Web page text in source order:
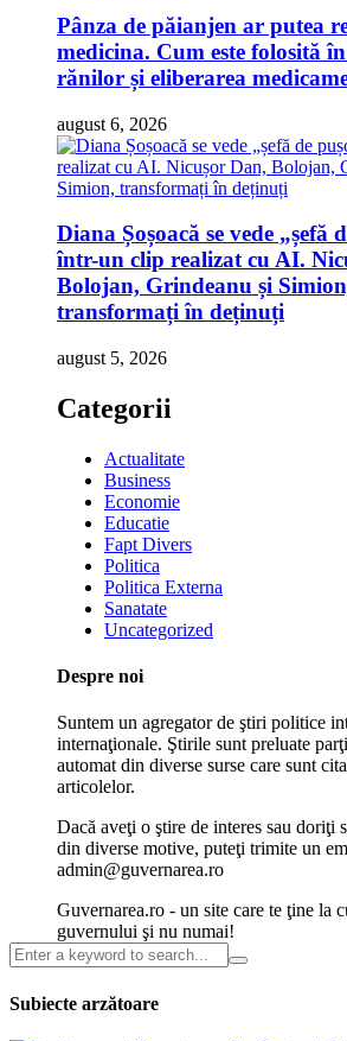
Pânza de păianjen ar putea
medicina. Cum este folosită
rănilor și eliberarea
august 6, 2026
Diana Șoșoacă se vede „șefă
într-un clip realizat cu AI.
Bolojan, Grindeanu și
transformați în deținuți
august 5, 2026
Categorii
Actualitate
Business
Economie
Educatie
Fapt Divers
Politica
Politica Externa
Sanatate
Uncategorized
Despre noi
Suntem un agregator de ştiri politice
internaţionale. Ştirile sunt preluate
automat din diverse surse care sunt
articolelor.
Dacă aveţi o ştire de interes sau doriţi
din diverse motive, puteţi trimite un
admin@guvernarea.ro
Guvernarea.ro - un site care te ţine la
guvernului şi nu numai!
Subiecte arzătoare